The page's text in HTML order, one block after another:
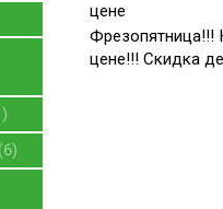
6
цене
Фрезопятница!!!
цене!!! Скидка